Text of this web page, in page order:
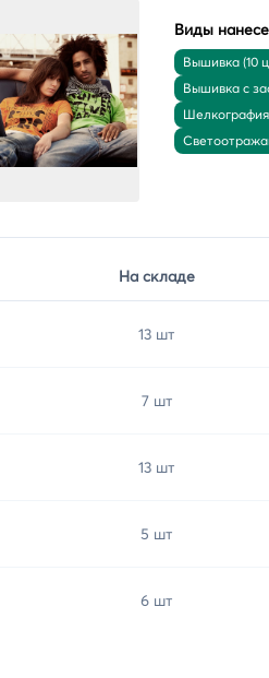
Виды
Вышивка (10
Вышивка с
Шелкография
На складе
13 шт
7 шт
13 шт
5 шт
6 шт